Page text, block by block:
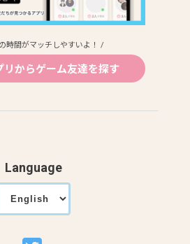
時間がマッチしやすいよ！ /
リからゲーム友達を探す
Language